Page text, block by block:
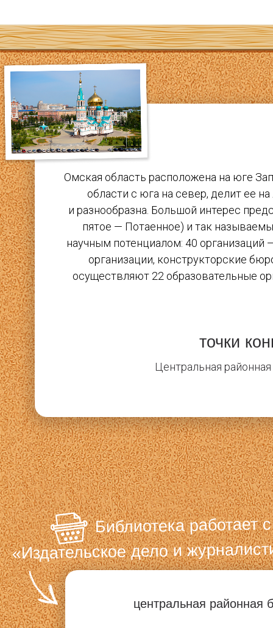
Центральная
точки
Омская область расположена на юге
области с юга на север, делит ее
и разнообразна. Большой интерес
пятое — Потаенное) и так
научным потенциалом: 40 организаций
организации, конструкторские
осуществляют 22 образовательные
Библиотека работает
«Издательское дело и
центральная районная